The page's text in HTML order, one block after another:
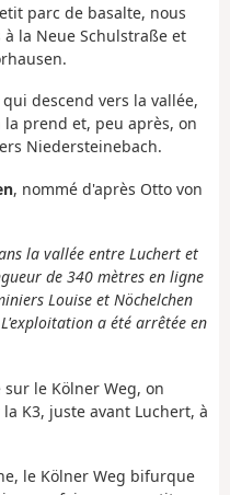
parc de basalte, nous
la Neue Schulstraße et
qui descend vers la vallée,
prend et, peu après, on
Niedersteinebach.
, nommé d'après Otto von
la vallée entre Luchert et
de 340 mètres en ligne
Louise et Nöchelchen
a été arrêtée en
le Kölner Weg, on
K3, juste avant Luchert, à
le Kölner Weg bifurque